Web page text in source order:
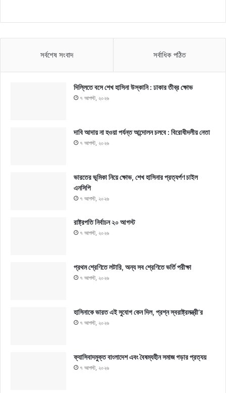
সর্বশেষ সংবাদ সর্বাধিক পঠিত
দিল্লিতে বসে শেখ হাসিনা উস্কানি : ঢাকার তীব্র ক্ষোভ
৭ আগস্ট, ২০২৬
দাবি আদায় না হওয়া পর্যন্ত আন্দোলন চলবে : বিরোধীদলীয় নেতা
৭ আগস্ট, ২০২৬
ভারতের ভূমিকা নিয়ে ক্ষোভ, শেখ হাসিনার প্রত্যর্পণ চাইল
এনসিপি
৭ আগস্ট, ২০২৬
রাষ্ট্রপতি নির্বাচন ২০ আগস্ট
৭ আগস্ট, ২০২৬
প্রথম শ্রেণিতে লটারি, অন্য সব শ্রেণিতে ভর্তি পরীক্ষা
৭ আগস্ট, ২০২৬
হাসিনাকে ভারত এই সুযোগ কেন দিল, প্রশ্ন স্বরাষ্ট্রমন্ত্রী’র
৭ আগস্ট, ২০২৬
ফ্যাসিবাদমুক্ত বাংলাদেশ এবং বৈষম্যহীন সমাজ গড়ার প্রত্যয়
৭ আগস্ট, ২০২৬